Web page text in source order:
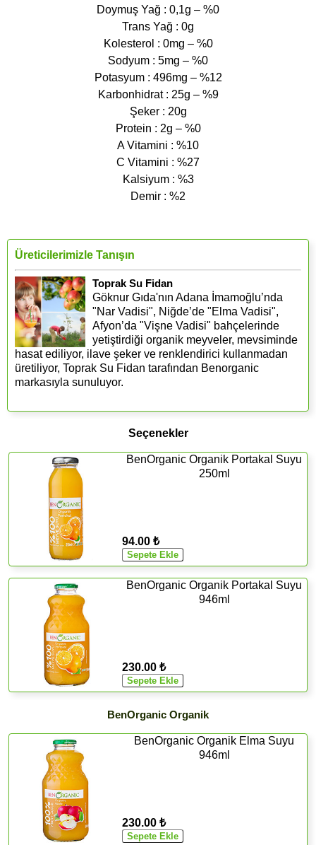
Doymuş Yağ : 0,1g – %0
Trans Yağ : 0g
Kolesterol : 0mg – %0
Sodyum : 5mg – %0
Potasyum : 496mg – %12
Karbonhidrat : 25g – %9
Şeker : 20g
Protein : 2g – %0
A Vitamini : %10
C Vitamini : %27
Kalsiyum : %3
Demir : %2
Üreticilerimizle Tanışın
Toprak Su Fidan
Göknur Gıda'nın Adana İmamoğlu’nda
"Nar Vadisi", Niğde’de "Elma Vadisi",
Afyon’da "Vişne Vadisi" bahçelerinde
yetiştirdiği organik meyveler, mevsiminde
hasat ediliyor, ilave şeker ve renklendirici kullanmadan
üretiliyor, Toprak Su Fidan tarafından Benorganic
markasıyla sunuluyor.
Seçenekler
BenOrganic Organik Portakal Suyu
250ml
94.00 ₺
BenOrganic Organik Portakal Suyu
946ml
230.00 ₺
BenOrganic Organik
BenOrganic Organik Elma Suyu
946ml
230.00 ₺